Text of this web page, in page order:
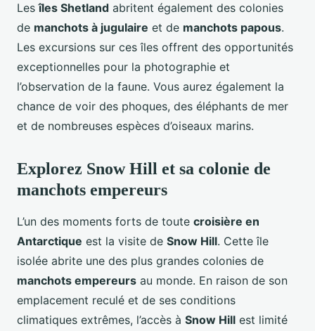
Lesîles Shetland abritent également des colonies
de manchots à jugulaire et de manchots papous.
Les excursions sur ces îles offrent des opportunités
exceptionnelles pour la photographie et
l’observation de la faune. Vous aurez également la
chance de voir des phoques, des éléphants de mer
et de nombreuses espèces d’oiseaux marins.
Explorez Snow Hill et sa colonie de
manchots empereurs
L’un des moments forts de toute croisière en
Antarctique est la visite de Snow Hill. Cette île
isolée abrite une des plus grandes colonies de
manchots empereurs au monde. En raison de son
emplacement reculé et de ses conditions
climatiques extrêmes, l’accès à Snow Hill est limité